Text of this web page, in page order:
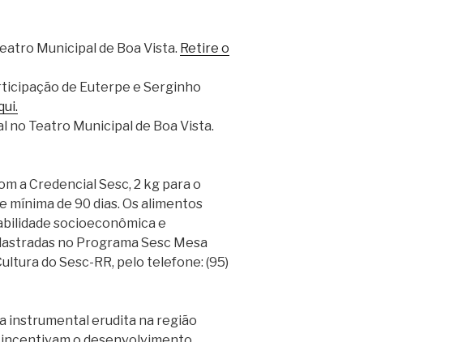
Municipal de Boa Vista. Retire o
de Euterpe e Serginho
Teatro Municipal de Boa Vista.
a Credencial Sesc, 2 kg para o
mínima de 90 dias. Os alimentos
socioeconômica e
no Programa Sesc Mesa
do Sesc-RR, pelo telefone: (95)
instrumental erudita na região